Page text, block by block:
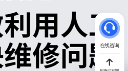
在线咨询